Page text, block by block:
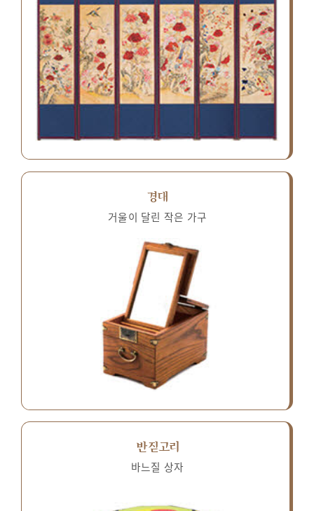
경대
거울이 달린 작은 가구
반짇고리
바느질 상자